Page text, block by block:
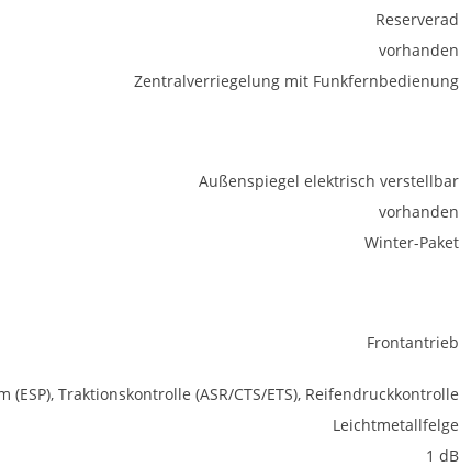
Reserverad
vorhanden
Zentralverriegelung mit Funkfernbedienung
Außenspiegel elektrisch verstellbar
vorhanden
Winter-Paket
Frontantrieb
Traktionskontrolle (ASR/CTS/ETS), Reifendruckkontrolle
Leichtmetallfelge
1 dB